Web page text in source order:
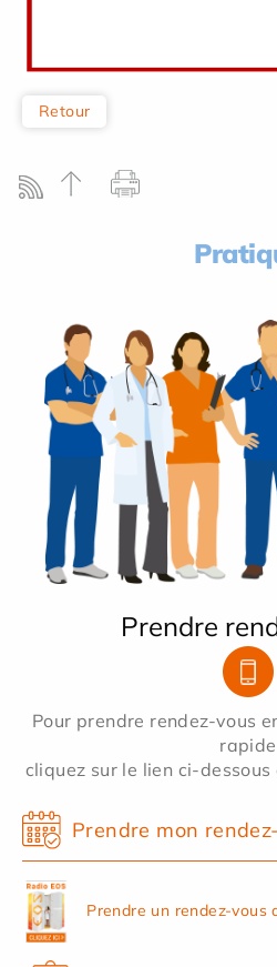
Retour
Prendre
Pour prendre rendez-vous
rapide
cliquez sur le lien ci-
Prendre mon
Prendre un rendez-vous